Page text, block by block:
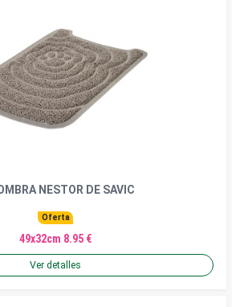
NESTOR DE SAVIC
Oferta
49x32cm 8.95 €
Ver detalles